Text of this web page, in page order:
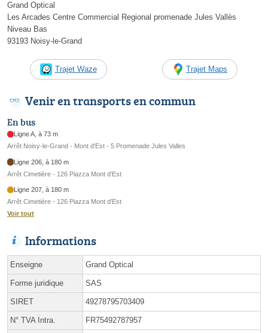
Grand Optical
Les Arcades Centre Commercial Regional promenade Jules Vallès
Niveau Bas
93193 Noisy-le-Grand
Trajet Waze Trajet Maps
Venir en transports en commun
En bus
Ligne A, à 73 m
Arrêt Noisy-le-Grand - Mont d'Est - 5 Promenade Jules Valles
Ligne 206, à 180 m
Arrêt Cimetière - 126 Piazza Mont d'Est
Ligne 207, à 180 m
Arrêt Cimetière - 126 Piazza Mont d'Est
Voir tout
Informations
Enseigne Grand Optical
Forme juridique SAS
SIRET 49278795703409
N° TVA Intra. FR75492787957